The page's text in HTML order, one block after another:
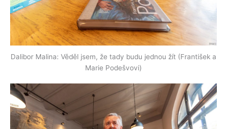
Dalibor Malina: Věděl jsem, že tady budu jednou žít (František a
Marie Podešvovi)